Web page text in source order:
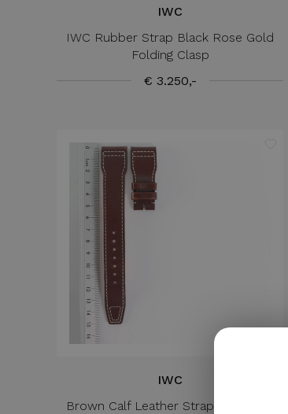
IWC
IWC Rubber Strap Black Rose Gold
Folding Clasp
€ 3.250,-
IWC
Brown Calf Leather Strap 22/18 MM